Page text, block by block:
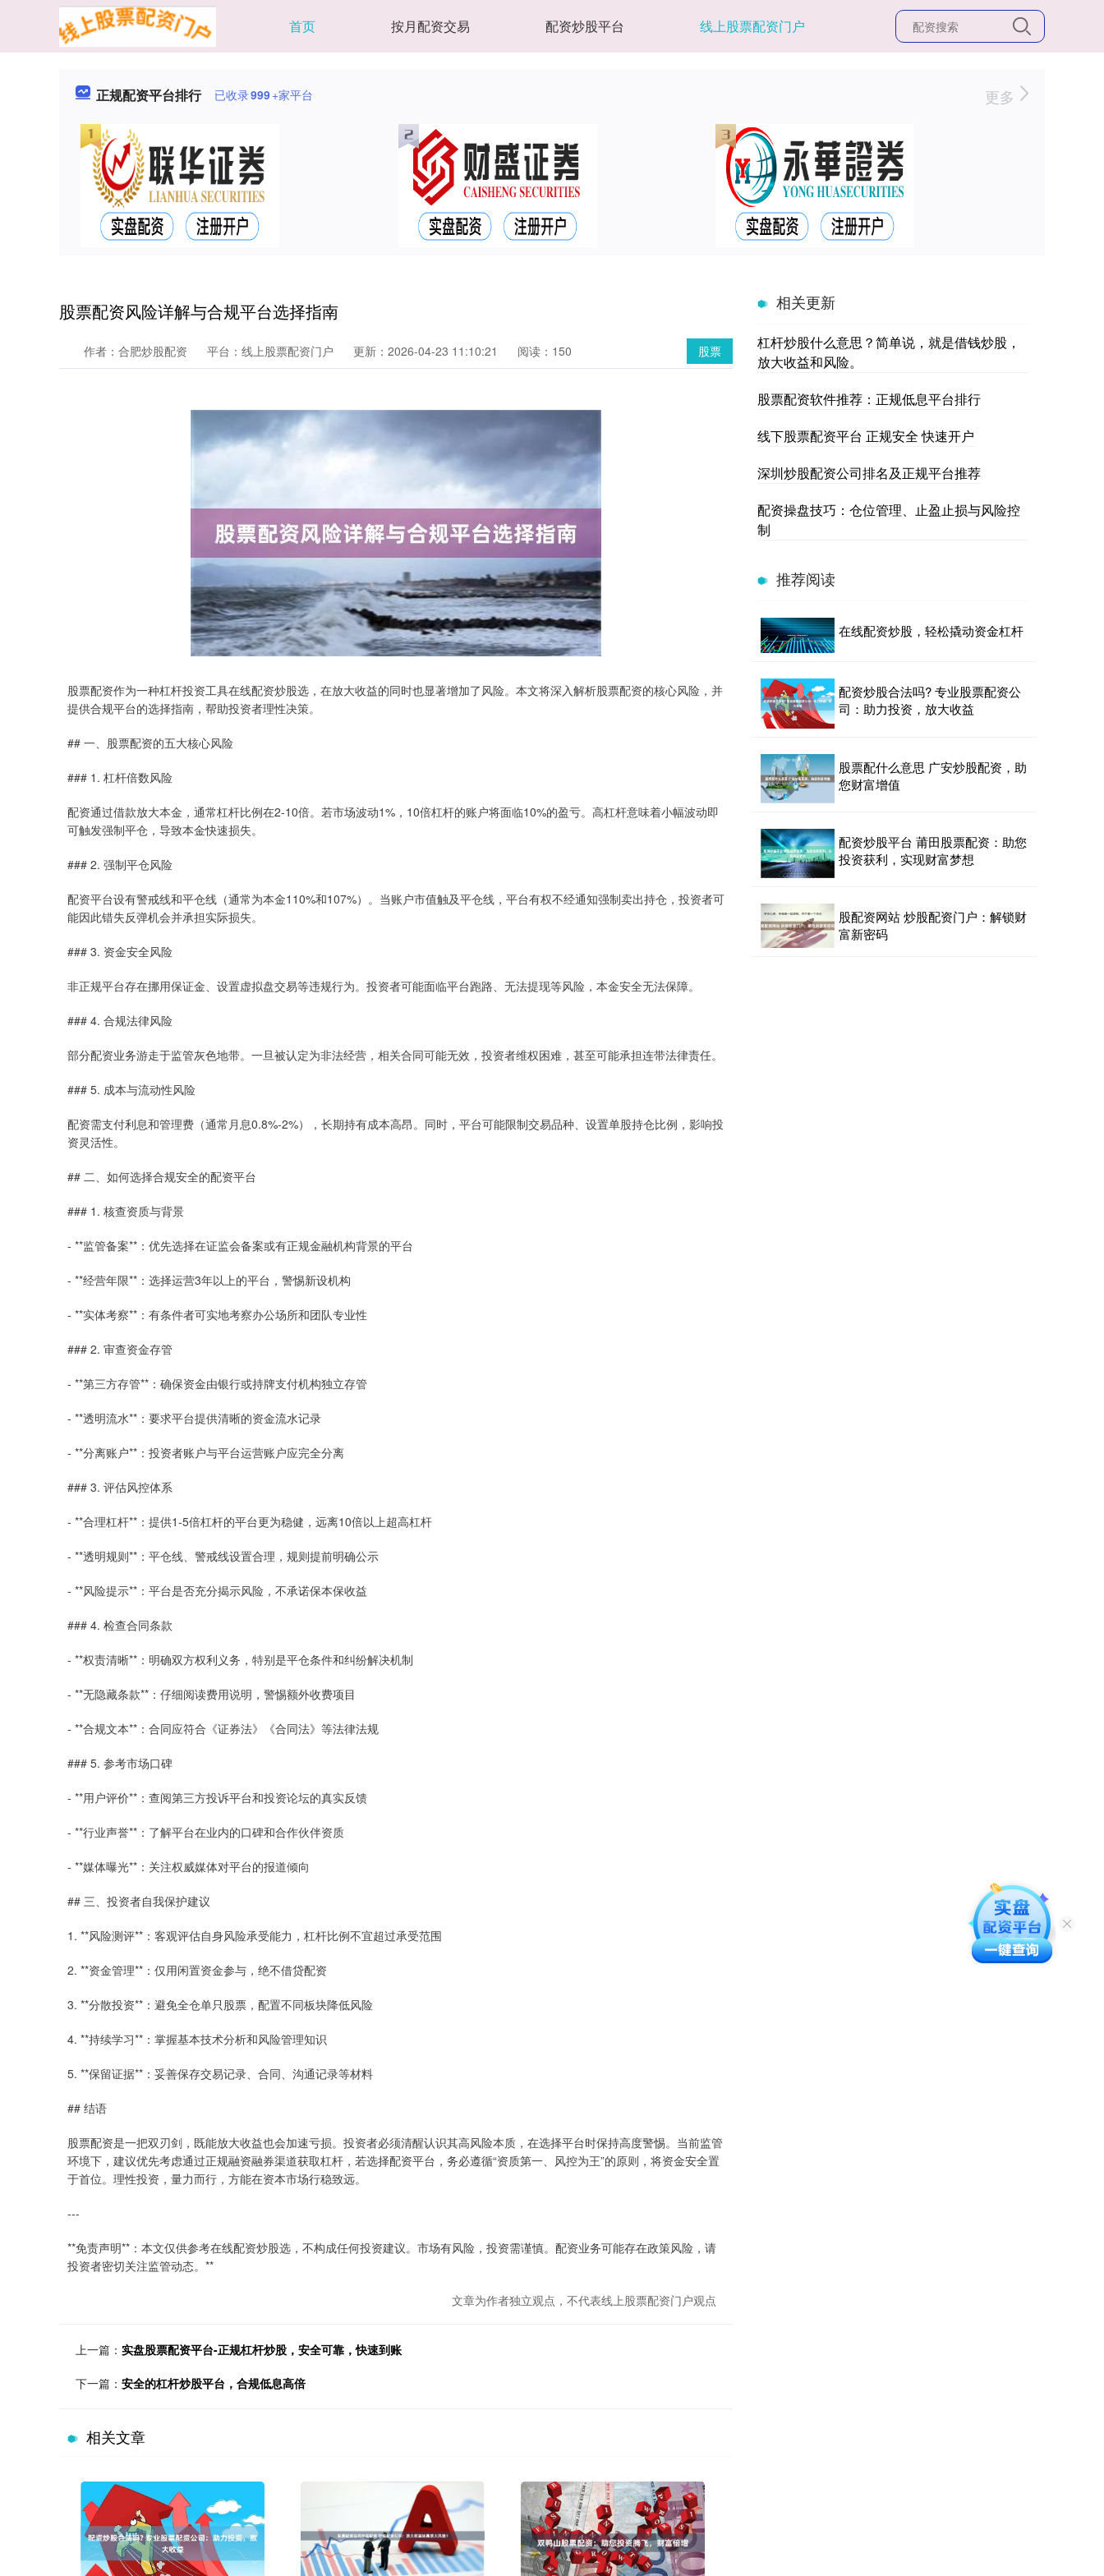
首页 按月配资交易 配资炒股平台 线上股票配资门户
正规配资平台排行 已收录999+家平台 更多
股票配资风险详解与合规平台选择指南
股票
作者：合肥炒股配资 平台：线上股票配资门户 更新：2026-04-23 11:10:21 阅读：150
股票配资作为一种杠杆投资工具在线配资炒股选，在放大收益的同时也显著增加了风险。本文将深入解析股票配资的核心风险，并
提供合规平台的选择指南，帮助投资者理性决策。
## 一、股票配资的五大核心风险
### 1. 杠杆倍数风险
配资通过借款放大本金，通常杠杆比例在2-10倍。若市场波动1%，10倍杠杆的账户将面临10%的盈亏。高杠杆意味着小幅波动即
可触发强制平仓，导致本金快速损失。
### 2. 强制平仓风险
配资平台设有警戒线和平仓线（通常为本金110%和107%）。当账户市值触及平仓线，平台有权不经通知强制卖出持仓，投资者可
能因此错失反弹机会并承担实际损失。
### 3. 资金安全风险
非正规平台存在挪用保证金、设置虚拟盘交易等违规行为。投资者可能面临平台跑路、无法提现等风险，本金安全无法保障。
### 4. 合规法律风险
部分配资业务游走于监管灰色地带。一旦被认定为非法经营，相关合同可能无效，投资者维权困难，甚至可能承担连带法律责任。
### 5. 成本与流动性风险
配资需支付利息和管理费（通常月息0.8%-2%），长期持有成本高昂。同时，平台可能限制交易品种、设置单股持仓比例，影响投
资灵活性。
## 二、如何选择合规安全的配资平台
### 1. 核查资质与背景
- **监管备案**：优先选择在证监会备案或有正规金融机构背景的平台
- **经营年限**：选择运营3年以上的平台，警惕新设机构
- **实体考察**：有条件者可实地考察办公场所和团队专业性
### 2. 审查资金存管
- **第三方存管**：确保资金由银行或持牌支付机构独立存管
- **透明流水**：要求平台提供清晰的资金流水记录
- **分离账户**：投资者账户与平台运营账户应完全分离
### 3. 评估风控体系
- **合理杠杆**：提供1-5倍杠杆的平台更为稳健，远离10倍以上超高杠杆
- **透明规则**：平仓线、警戒线设置合理，规则提前明确公示
- **风险提示**：平台是否充分揭示风险，不承诺保本保收益
### 4. 检查合同条款
- **权责清晰**：明确双方权利义务，特别是平仓条件和纠纷解决机制
- **无隐藏条款**：仔细阅读费用说明，警惕额外收费项目
- **合规文本**：合同应符合《证券法》《合同法》等法律法规
### 5. 参考市场口碑
- **用户评价**：查阅第三方投诉平台和投资论坛的真实反馈
- **行业声誉**：了解平台在业内的口碑和合作伙伴资质
- **媒体曝光**：关注权威媒体对平台的报道倾向
## 三、投资者自我保护建议
1. **风险测评**：客观评估自身风险承受能力，杠杆比例不宜超过承受范围
2. **资金管理**：仅用闲置资金参与，绝不借贷配资
3. **分散投资**：避免全仓单只股票，配置不同板块降低风险
4. **持续学习**：掌握基本技术分析和风险管理知识
5. **保留证据**：妥善保存交易记录、合同、沟通记录等材料
## 结语
股票配资是一把双刃剑，既能放大收益也会加速亏损。投资者必须清醒认识其高风险本质，在选择平台时保持高度警惕。当前监管
环境下，建议优先考虑通过正规融资融券渠道获取杠杆，若选择配资平台，务必遵循“资质第一、风控为王”的原则，将资金安全置
于首位。理性投资，量力而行，方能在资本市场行稳致远。
---
**免责声明**：本文仅供参考在线配资炒股选，不构成任何投资建议。市场有风险，投资需谨慎。配资业务可能存在政策风险，请
投资者密切关注监管动态。**
文章为作者独立观点，不代表线上股票配资门户观点
上一篇： 实盘股票配资平台-正规杠杆炒股，安全可靠，快速到账
下一篇： 安全的杠杆炒股平台，合规低息高倍
相关文章
相关更新
杠杆炒股什么意思？简单说，就是借钱炒股，
放大收益和风险。
股票配资软件推荐：正规低息平台排行
线下股票配资平台 正规安全 快速开户
深圳炒股配资公司排名及正规平台推荐
配资操盘技巧：仓位管理、止盈止损与风险控
制
推荐阅读
在线配资炒股，轻松撬动资金杠杆
配资炒股合法吗? 专业股票配资公
司：助力投资，放大收益
股票配什么意思 广安炒股配资，助
您财富增值
配资炒股平台 莆田股票配资：助您
投资获利，实现财富梦想
股配资网站 炒股配资门户：解锁财
富新密码